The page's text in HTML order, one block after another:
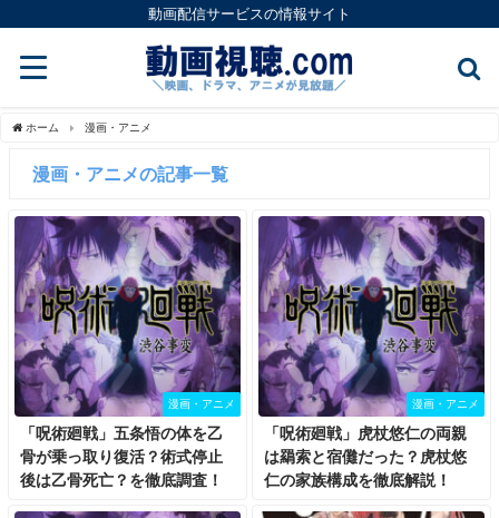
動画配信サービスの情報サイト
ホーム 漫画・アニメ
漫画・アニメの記事一覧
漫画・アニメ
「呪術廻戦」五条悟の体を乙
骨が乗っ取り復活？術式停止
後は乙骨死亡？を徹底調査！
漫画・アニメ
「呪術廻戦」虎杖悠仁の両親
は羂索と宿儺だった？虎杖悠
仁の家族構成を徹底解説！